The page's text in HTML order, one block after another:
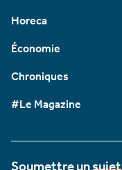
Horeca
Économie
Chroniques
#Le Magazine
Soumettre un sujet